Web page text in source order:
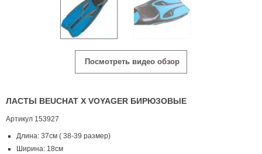
Посмотреть видео обзор
ЛАСТЫ BEUCHAT X VOYAGER БИРЮЗОВЫЕ
Артикул 153927
Длина: 37см ( 38-39 размер)
Ширина: 18см